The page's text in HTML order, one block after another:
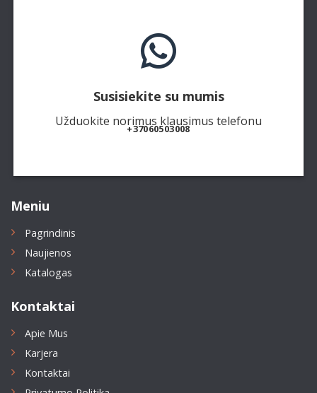
Susisiekite su mumis
Užduokite norimus klausimus telefonu
+37060503008
Meniu
Pagrindinis
Naujienos
Katalogas
Kontaktai
Apie Mus
Karjera
Kontaktai